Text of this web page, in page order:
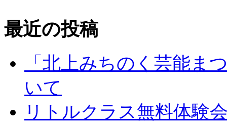
最近の投稿
「北上みちのく芸能ま
いて
リトルクラス無料体験